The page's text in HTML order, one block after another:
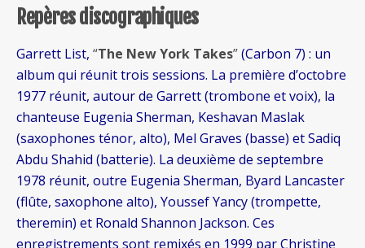
Repères discographiques
Garrett List, “The New York Takes”(Carbon 7) : un
album qui réunit trois sessions. La première d’octobre
1977 réunit, autour de Garrett (trombone et voix), la
chanteuse Eugenia Sherman, Keshavan Maslak
(saxophones ténor, alto), Mel Graves (basse) et Sadiq
Abdu Shahid (batterie). La deuxième de septembre
1978 réunit, outre Eugenia Sherman, Byard Lancaster
(flûte, saxophone alto), Youssef Yancy (trompette,
theremin) et Ronald Shannon Jackson. Ces
enregistrements sont remixés en 1999 par Christine